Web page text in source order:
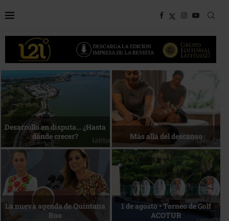
Bottega, un viaje servido a la
mesa
Energía que Impulsa la
competitividad
Reconocimiento de viajeros La esencia del servicio